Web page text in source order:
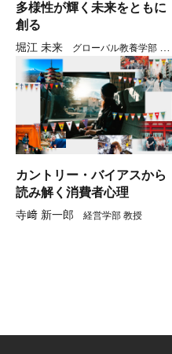
多様性が輝く未来をともに
創る
堀江 未来
グローバル教養学部 教
授
カントリー・バイアスから
読み解く消費者心理
寺﨑 新一郎 経営学部 教授